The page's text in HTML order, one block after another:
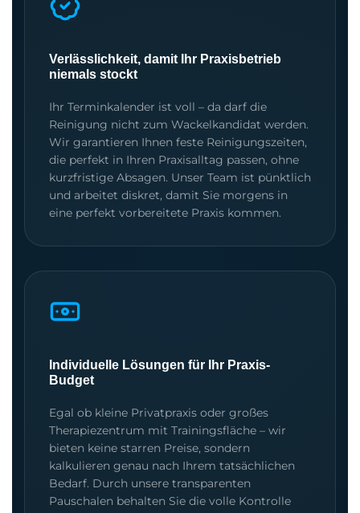
Verlässlichkeit, damit Ihr Praxisbetrieb
niemals stockt
Ihr Terminkalender ist voll – da darf die
Reinigung nicht zum Wackelkandidat werden.
Wir garantieren Ihnen feste Reinigungszeiten,
die perfekt in Ihren Praxisalltag passen, ohne
kurzfristige Absagen. Unser Team ist pünktlich
und arbeitet diskret, damit Sie morgens in
eine perfekt vorbereitete Praxis kommen.
Individuelle Lösungen für Ihr Praxis-
Budget
Egal ob kleine Privatpraxis oder großes
Therapiezentrum mit Trainingsfläche – wir
bieten keine starren Preise, sondern
kalkulieren genau nach Ihrem tatsächlichen
Bedarf. Durch unsere transparenten
Pauschalen behalten Sie die volle Kontrolle